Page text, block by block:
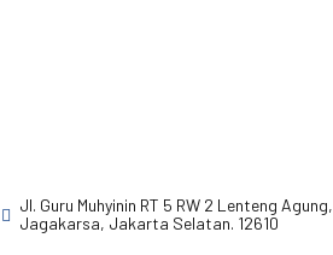
Jl. Guru Muhyinin RT 5 RW 2 Lenteng Agung,
Jagakarsa, Jakarta Selatan. 12610